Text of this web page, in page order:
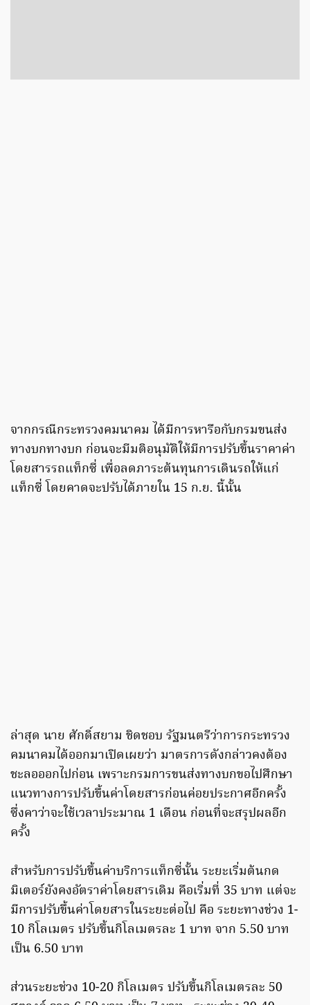
จากกรณีกระทรวงคมนาคม ได้มีการหารือกับกรมขนส่ง
ทางบกทางบก ก่อนจะมีมติอนุมัติให้มีการปรับขึ้นราคาค่า
โดยสารรถแท็กซี่ เพื่อลดภาระต้นทุนการเดินรถให้แก่
แท็กซี่ โดยคาดจะปรับได้ภายใน 15 ก.ย. นี้นั้น
ล่าสุด นาย ศักดิ์สยาม ชิดชอบ รัฐมนตรีว่าการกระทรวง
คมนาคมได้ออกมาเปิดเผยว่า มาตรการดังกล่าวคงต้อง
ชะลอออกไปก่อน เพราะกรมการขนส่งทางบกขอไปศึกษา
แนวทางการปรับขึ้นค่าโดยสารก่อนค่อยประกาศอีกครั้ง
ซึ่งคาว่าจะใช้เวลาประมาณ 1 เดือน ก่อนที่จะสรุปผลอีก
ครั้ง
สำหรับการปรับขึ้นค่าบริการแท็กซี่นั้น ระยะเริ่มต้นกด
มิเตอร์ยังคงอัตราค่าโดยสารเดิม คือเริ่มที่ 35 บาท แต่จะ
มีการปรับขึ้นค่าโดยสารในระยะต่อไป คือ ระยะทางช่วง 1-
10 กิโลเมตร ปรับขึ้นกิโลเมตรละ 1 บาท จาก 5.50 บาท
เป็น 6.50 บาท
ส่วนระยะช่วง 10-20 กิโลเมตร ปรับขึ้นกิโลเมตรละ 50